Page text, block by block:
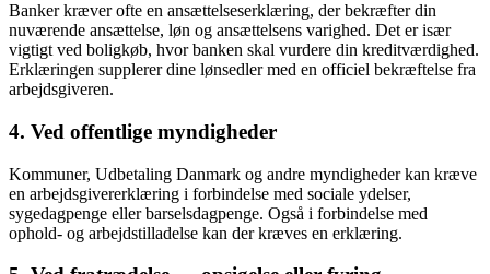
Banker kræver ofte en ansættelseserklæring, der bekræfter din
nuværende ansættelse, løn og ansættelsens varighed. Det er især
vigtigt ved boligkøb, hvor banken skal vurdere din kreditværdighed.
Erklæringen supplerer dine lønsedler med en officiel bekræftelse fra
arbejdsgiveren.
4. Ved offentlige myndigheder
Kommuner, Udbetaling Danmark og andre myndigheder kan kræve
en arbejdsgivererklæring i forbindelse med sociale ydelser,
sygedagpenge eller barselsdagpenge. Også i forbindelse med
ophold- og arbejdstilladelse kan der kræves en erklæring.